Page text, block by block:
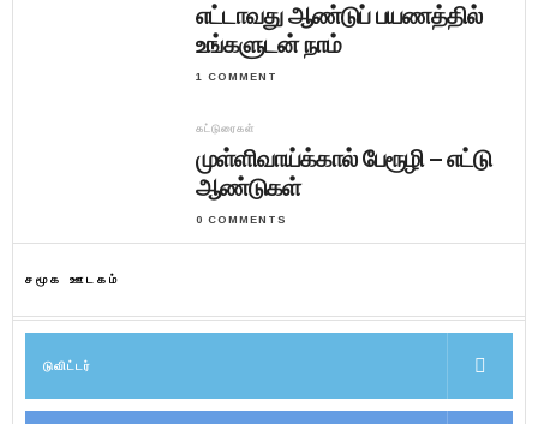
எட்டாவது ஆண்டுப் பயணத்தில்
உங்களுடன் நாம்
1 COMMENT
கட்டுரைகள்
முள்ளிவாய்க்கால் பேரூழி – எட்டு
ஆண்டுகள்
0 COMMENTS
சமூக ஊடகம்
டுவிட்டர்